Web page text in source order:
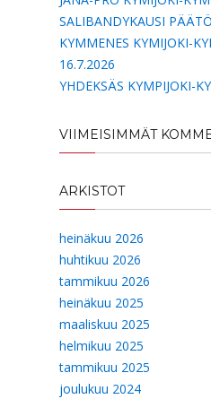
SALIBANDYKAUSI
KYMMENES KYMIJOKI-
16.7.2026
YHDEKSÄS KYMPIJOKI-
VIIMEISIMMÄT
ARKISTOT
heinäkuu 2026
huhtikuu 2026
tammikuu 2026
heinäkuu 2025
maaliskuu 2025
helmikuu 2025
tammikuu 2025
joulukuu 2024